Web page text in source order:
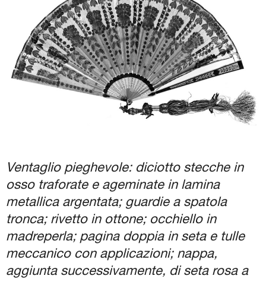
Biglietti e Orari
Facebook
YouTube
Twitter
Ventaglio pieghevole: diciotto stecche in
osso traforate e ageminate in lamina
metallica argentata; guardie a spatola
tronca; rivetto in ottone; occhiello in
madreperla; pagina doppia in seta e tulle
meccanico con applicazioni; nappa,
aggiunta successivamente, di seta rosa a